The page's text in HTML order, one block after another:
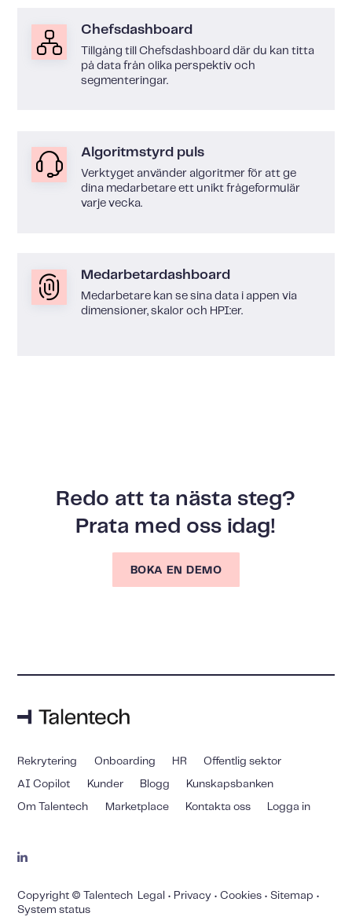
Chefsdashboard
Tillgång till Chefsdashboard där du kan titta
på data från olika perspektiv och
segmenteringar.
Algoritmstyrd puls
Verktyget använder algoritmer för att ge
dina medarbetare ett unikt frågeformulär
varje vecka.
Medarbetardashboard
Medarbetare kan se sina data i appen via
dimensioner, skalor och HPI:er.
Redo att ta nästa steg?
Prata med oss idag!
BOKA EN DEMO
Rekrytering Onboarding HR Offentlig sektor
AI Copilot Kunder Blogg Kunskapsbanken
Om Talentech Marketplace Kontakta oss Logga in
Copyright © Talentech Legal • Privacy •Cookies •Sitemap •
System status